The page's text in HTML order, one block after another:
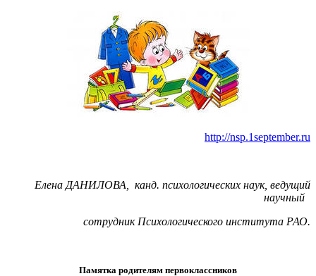
http://nsp.1september.ru
Елена ДАНИЛОВА, канд. психологических наук, ведущий
научный
сотрудник Психологического института РАО.
Памятка родителям первоклассников